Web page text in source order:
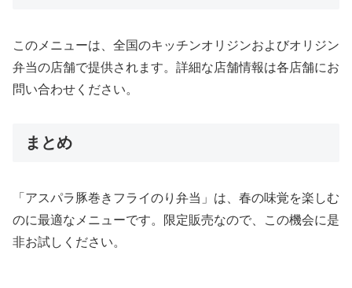
このメニューは、全国のキッチンオリジンおよびオリジン
弁当の店舗で提供されます。詳細な店舗情報は各店舗にお
問い合わせください。
まとめ
「アスパラ豚巻きフライのり弁当」は、春の味覚を楽しむ
のに最適なメニューです。限定販売なので、この機会に是
非お試しください。